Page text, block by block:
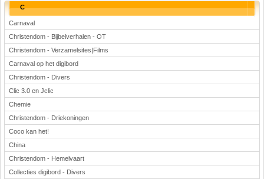
C
Carnaval
Christendom - Bijbelverhalen - OT
Christendom - Verzamelsites|Films
Carnaval op het digibord
Christendom - Divers
Clic 3.0 en Jclic
Chemie
Christendom - Driekoningen
Coco kan het!
China
Christendom - Hemelvaart
Collecties digibord - Divers